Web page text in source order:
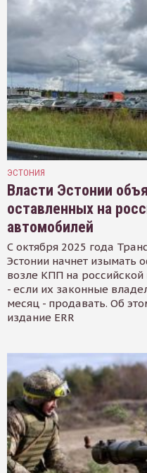
ЭСТОНИЯ
Власти Эстонии
оставленных на
автомобилей
С октября 2025 года
Эстонии начнет изымать
возле КПП на
- если их законные
месяц - продавать. Об
издание ERR